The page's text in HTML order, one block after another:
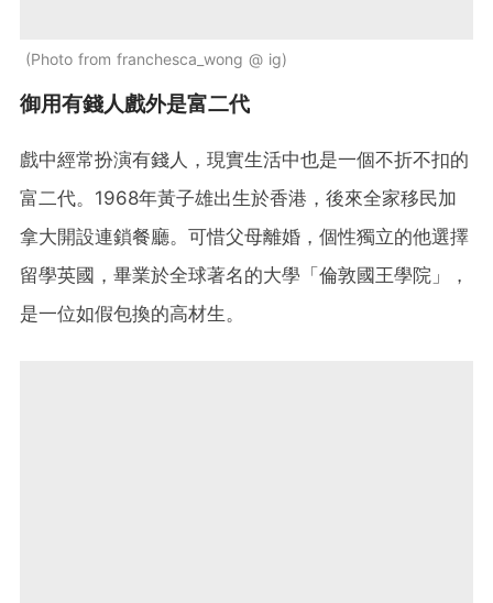
Photo from franchesca_wong @ ig
御用有錢人戲外是富二代
戲中經常扮演有錢人，現實生活中也是一個不折不扣的
富二代。1968年黃子雄出生於香港，後來全家移民加
拿大開設連鎖餐廳。可惜父母離婚，個性獨立的他選擇
留學英國，畢業於全球著名的大學「倫敦國王學院」，
是一位如假包換的高材生。